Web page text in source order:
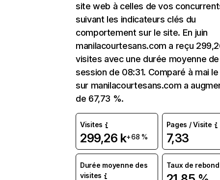
site web à celles de vos
suivant les indicateurs clés du
comportement sur le site. En juin
manilacourtesans.com a reçu
visites avec une durée moyenne
session de 08:31. Comparé à mai
sur manilacourtesans.com a
de 67,73 %.
Visites
299,26 k+68 %
Pages / Visite
7,33
Durée moyenne des
visites
Taux de rebond